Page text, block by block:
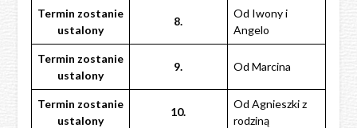
Termin zostanie
ustalony
8.
Od Iwony i
Angelo
Termin zostanie
ustalony
9. Od Marcina
Termin zostanie
ustalony
10.
Od Agnieszki z
rodziną